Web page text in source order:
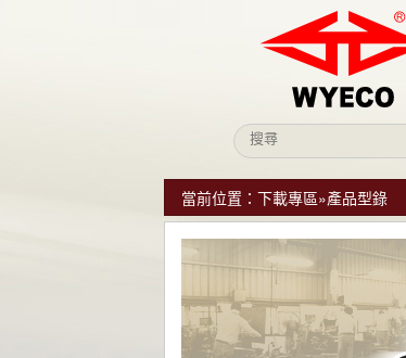
當前位置： 下載專區»產品型錄